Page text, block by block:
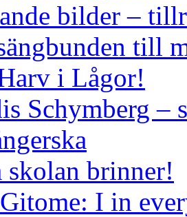
bilder –
till
i Lågor!
Schymberg –
skolan brinner!
I in